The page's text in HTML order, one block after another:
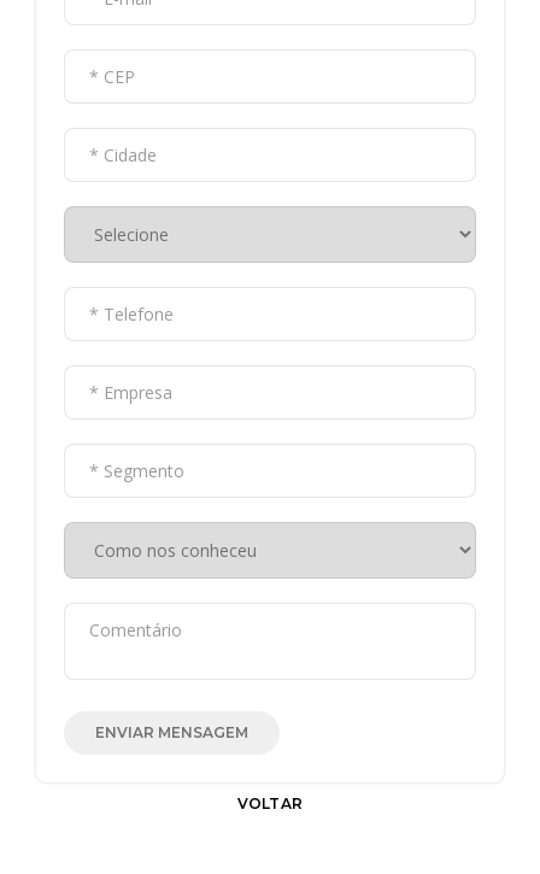
ENVIAR MENSAGEM
VOLTAR